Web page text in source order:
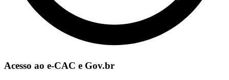
Acesso ao e-CAC e Gov.br